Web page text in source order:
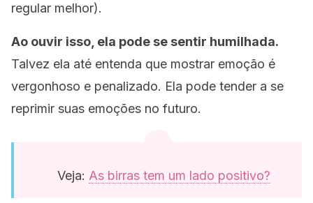
regular melhor).
Ao ouvir isso, ela pode se sentir humilhada.
Talvez ela até entenda que mostrar emoção é
vergonhoso e penalizado. Ela pode tender a se
reprimir suas emoções no futuro.
Veja: As birras tem um lado positivo?